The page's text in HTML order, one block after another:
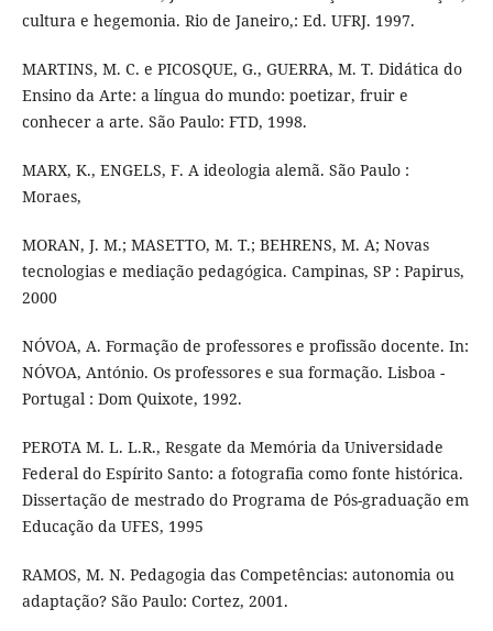
cultura e hegemonia. Rio de Janeiro,: Ed. UFRJ. 1997.
MARTINS, M. C. e PICOSQUE, G., GUERRA, M. T. Didática do
Ensino da Arte: a língua do mundo: poetizar, fruir e
conhecer a arte. São Paulo: FTD, 1998.
MARX, K., ENGELS, F. A ideologia alemã. São Paulo :
Moraes,
MORAN, J. M.; MASETTO, M. T.; BEHRENS, M. A; Novas
tecnologias e mediação pedagógica. Campinas, SP : Papirus,
2000
NÓVOA, A. Formação de professores e profissão docente. In:
NÓVOA, António. Os professores e sua formação. Lisboa -
Portugal : Dom Quixote, 1992.
PEROTA M. L. L.R., Resgate da Memória da Universidade
Federal do Espírito Santo: a fotografia como fonte histórica.
Dissertação de mestrado do Programa de Pós-graduação em
Educação da UFES, 1995
RAMOS, M. N. Pedagogia das Competências: autonomia ou
adaptação? São Paulo: Cortez, 2001.